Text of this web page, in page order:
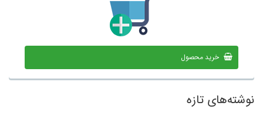
خرید محصول
نوشته‌های تازه